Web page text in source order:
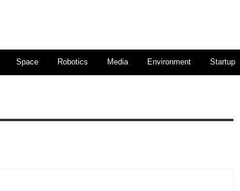
Space Robotics Media Environment Startup